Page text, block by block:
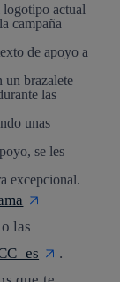
logotipo actual
campaña
de apoyo a
un brazalete
las
unas
se les
excepcional.
las
.